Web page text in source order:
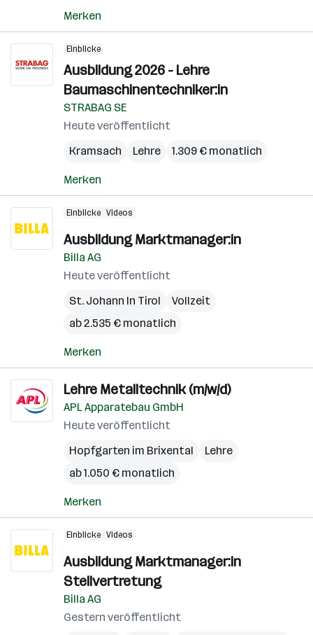
Merken
Einblicke
Ausbildung 2026 - Lehre
Baumaschinentechniker:in
STRABAG SE
Heute veröffentlicht
Kramsach
Lehre 1.309 € monatlich
Merken
Einblicke Videos
Ausbildung Marktmanager:in
Billa AG
Heute veröffentlicht
St. Johann In Tirol
Vollzeit
ab 2.535 € monatlich
Merken
Lehre Metalltechnik (m/w/d)
APL Apparatebau GmbH
Heute veröffentlicht
Hopfgarten im Brixental
Lehre
ab 1.050 € monatlich
Merken
Einblicke Videos
Ausbildung Marktmanager:in
Stellvertretung
Billa AG
Gestern veröffentlicht